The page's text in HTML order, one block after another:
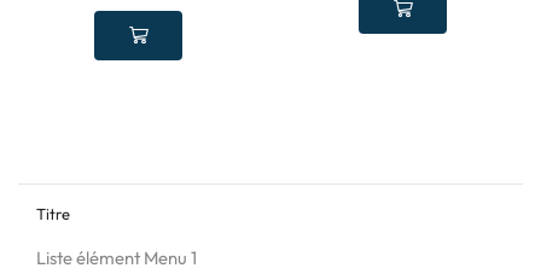
Titre
Liste élément Menu 1